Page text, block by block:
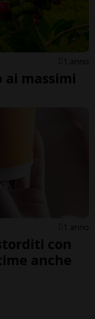
1 anno
ai massimi
1 anno
con
anche